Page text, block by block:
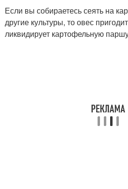
Если вы собираетесь сеять на
другие культуры, то овес
ликвидирует картофельную